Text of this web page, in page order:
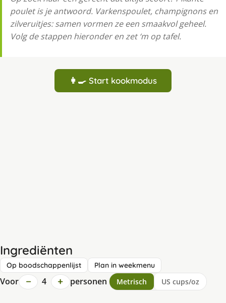
poulet is je antwoord. Varkenspoulet, champignons en
zilveruitjes: samen vormen ze een smaakvol geheel.
Volg de stappen hieronder en zet ‘m op tafel.
👩‍🍳 Start kookmodus
Ingrediënten
Op boodschappenlijst Plan in weekmenu
Voor − 4 + personen Metrisch US cups/oz